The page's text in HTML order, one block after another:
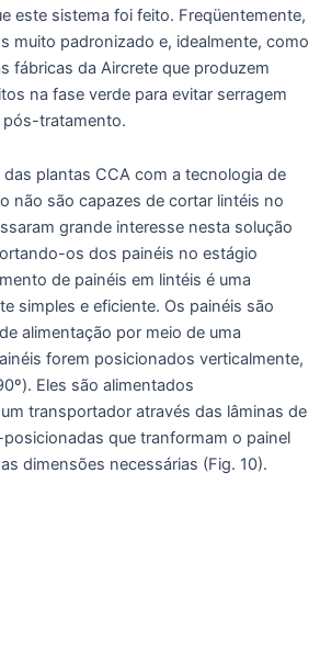
este sistema foi feito. Freqüentemente,
muito padronizado e, idealmente, como
fábricas da Aircrete que produzem
na fase verde para evitar serragem
pós-tratamento.
plantas CCA com a tecnologia de
não são capazes de cortar lintéis no
grande interesse nesta solução
os dos painéis no estágio
de painéis em lintéis é uma
simples e eficiente. Os painéis são
alimentação por meio de uma
forem posicionados verticalmente,
Eles são alimentados
transportador através das lâminas de
que tranformam o painel
dimensões necessárias (Fig. 10).